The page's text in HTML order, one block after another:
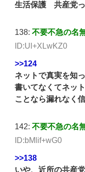
生活保護 共産党
138: 不要不急の名
ID:Ul+XLwKZ0
>>124
ネットで真実を知
書いてなくてネッ
ことなら漏れなく
142: 不要不急の名
ID:bMlif+wG0
>>138
いや、近所の共産